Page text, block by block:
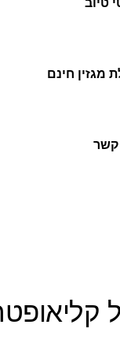
טיוב
מגזין חינם
קשר